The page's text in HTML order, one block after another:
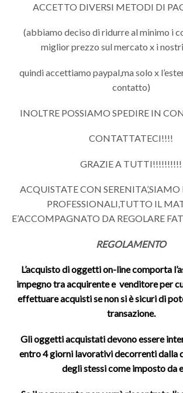
ACCETTO DIVERSI METODI DI
(abbiamo deciso di ridurre al minimo i
miglior prezzo sul mercato x i
quindi accettiamo paypal,ma solo x
contatto)
INOLTRE POSSIAMO SPEDIRE IN
CONTATTATECI!!!!
GRAZIE A TUTTI!!!!!!!!!!
ACQUISTATE CON
PROFESSIONALI,TUTTO IL
E’ACCOMPAGNATO DA REGOLARE
REGOLAMENTO
L’acquisto di oggetti on-line comporta
impegno tra acquirente e venditore per
effettuare acquisti se non si è sicuri di
transazione.
Gli oggetti acquistati devono essere
entro 4 giorni lavorativi decorrenti dalla
degli stessi come imposto da